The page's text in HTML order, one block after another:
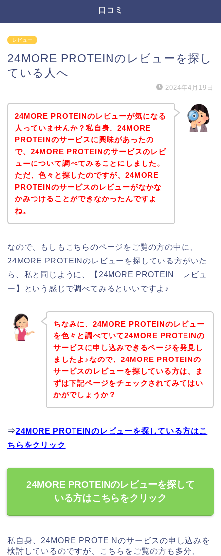
口コミ
レビュー
24MORE PROTEINのレビューを探し
ている人へ
2024年4月19日
24MORE PROTEINのレビューが気になる
人っていませんか？私自身、24MORE
PROTEINのサービスに興味があったの
で、24MORE PROTEINのサービスのレビ
ューについて調べてみることにしました。
ただ、色々と探したのですが、24MORE
PROTEINのサービスのレビューがなかな
かみつけることができなかったんですよ
ね。
なので、もしもこちらのページをご覧の方の中に、
24MORE PROTEINのレビューを探している方がいた
ら、私と同じように、【24MORE PROTEIN レビュ
ー】という感じで調べてみるといいですよ♪
ちなみに、24MORE PROTEINのレビュー
を色々と調べていて24MORE PROTEINの
サービスに申し込みできるページを発見し
ましたよ♪なので、24MORE PROTEINの
サービスのレビューを探している方は、ま
ずは下記ページをチェックされてみてはい
かがでしょうか？
⇒24MORE PROTEINのレビューを探している方はこ
ちらをクリック
24MORE PROTEINのレビューを探して
いる方はこちらをクリック
私自身、24MORE PROTEINのサービスの申し込みを
検討しているのですが、こちらをご覧の方も多分、